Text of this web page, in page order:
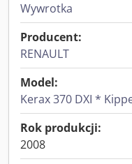
Wywrotka
Producent:
RENAULT
Model:
Kerax 370 DXI *
Rok produkcji:
2008